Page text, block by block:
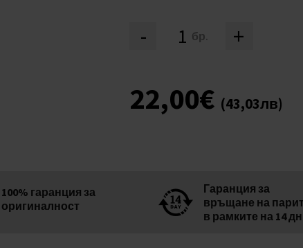
- бр. +
22,00€ (43,03лв)
100% гаранция за
оригиналност
Гаранция за
връщане на
в рамките на 14